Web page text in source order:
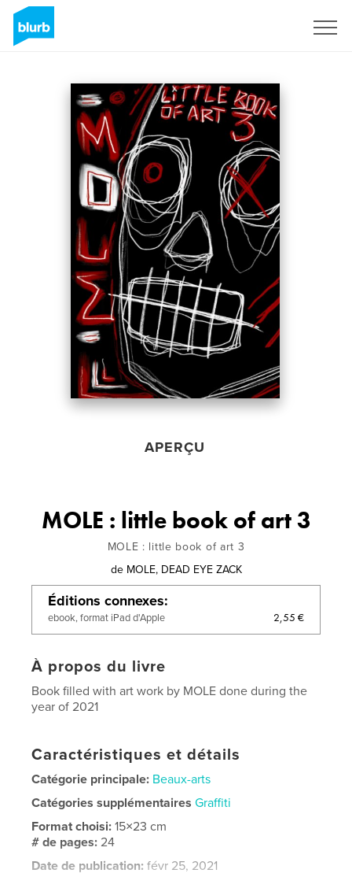
APERÇU
MOLE : little book of art 3
MOLE : little book of art 3
de MOLE, DEAD EYE ZACK
Éditions connexes
ebook, format iPad d'Apple 2,55 €
À propos du livre
Book filled with art work by MOLE done during the
year of 2021
Caractéristiques et détails
Catégorie principale: Beaux-arts
Catégories supplémentaires Graffiti
Format choisi:15×23 cm
# de pages: 24
Date de publication: févr 25, 2021